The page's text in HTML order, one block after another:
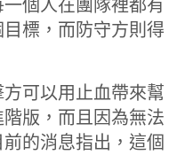
個人在團隊裡都有
標，而防守方則得
可以用止血帶來幫
版，而且因為無法
的消息指出，這個